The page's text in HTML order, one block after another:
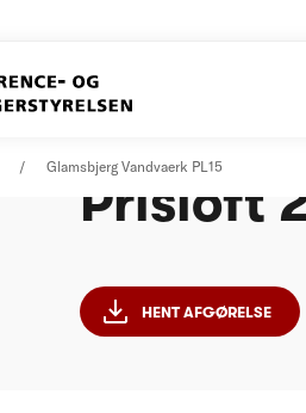
Glamsbjerg Vandvaerk PL15
Prisloft
HENT AFGØRELSE